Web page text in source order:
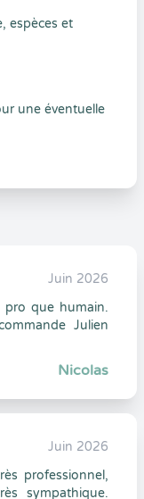
espèces et
une éventuelle
Juin 2026
pro que humain.
Julien
Nicolas
Juin 2026
professionnel,
sympathique.